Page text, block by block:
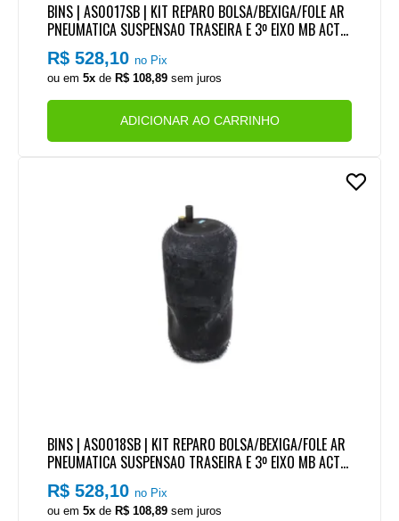
BINS | AS0017SB | KIT REPARO BOLSA/BEXIGA/FOLE AR
PNEUMATICA SUSPENSAO TRASEIRA E 3º EIXO MB ACTR
OS/AXOR (PARA USO SEM SENSOR) (SEM BASE)
R$ 528,10no Pix
ou em5x de R$ 108,89 sem juros
ADICIONAR AO CARRINHO
BINS | AS0018SB | KIT REPARO BOLSA/BEXIGA/FOLE AR
PNEUMATICA SUSPENSAO TRASEIRA E 3º EIXO MB ACTR
OS/AXOR (PARA USO COM SENSOR) (SEM BASE)
R$ 528,10no Pix
ou em5x de R$ 108,89 sem juros